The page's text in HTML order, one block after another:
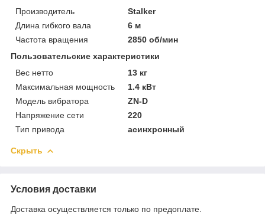
Производитель
Stalker
Длина гибкого вала
6 м
Частота вращения
2850 об/мин
Пользовательские характеристики
Вес нетто
13 кг
Максимальная мощность
1.4 кВт
Модель вибратора
ZN-D
Напряжение сети
220
Тип привода
асинхронный
Скрыть
Условия доставки
Доставка осуществляется только по предоплате.